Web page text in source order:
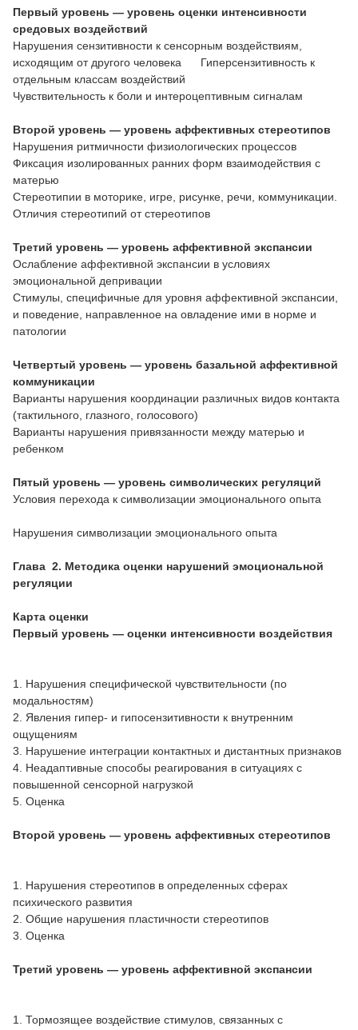
Первый уровень — уровень оценки интенсивности
средовых воздействий
Нарушения сензитивности к сенсорным воздействиям,
исходящим от другого человека Гиперсензитивность к
отдельным классам воздействий
Чувствительность к боли и интероцептивным сигналам
Второй уровень — уровень аффективных стереотипов
Нарушения ритмичности физиологических процессов
Фиксация изолированных ранних форм взаимодействия с
матерью
Стереотипии в моторике, игре, рисунке, речи, коммуникации.
Отличия стереотипий от стереотипов
Третий уровень — уровень аффективной экспансии
Ослабление аффективной экспансии в условиях
эмоциональной депривации
Стимулы, специфичные для уровня аффективной экспансии,
и поведение, направленное на овладение ими в норме и
патологии
Четвертый уровень — уровень базальной аффективной
коммуникации
Варианты нарушения координации различных видов контакта
(тактильного, глазного, голосового)
Варианты нарушения привязанности между матерью и
ребенком
Пятый уровень — уровень символических регуляций
Условия перехода к символизации эмоционального опыта
Нарушения символизации эмоционального опыта
Глава 2. Методика оценки нарушений эмоциональной
регуляции
Карта оценки
Первый уровень — оценки интенсивности воздействия
1. Нарушения специфической чувствительности (по
модальностям)
2. Явления гипер- и гипосензитивности к внутренним
ощущениям
3. Нарушение интеграции контактных и дистантных признаков
4. Неадаптивные способы реагирования в ситуациях с
повышенной сенсорной нагрузкой
5. Оценка
Второй уровень — уровень аффективных стереотипов
1. Нарушения стереотипов в определенных сферах
психического развития
2. Общие нарушения пластичности стереотипов
3. Оценка
Третий уровень — уровень аффективной экспансии
1. Тормозящее воздействие стимулов, связанных с